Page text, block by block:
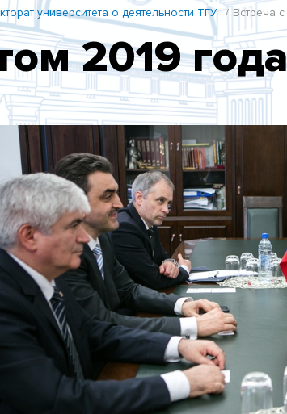
университета о деятельности ТГУ Встреча
2019